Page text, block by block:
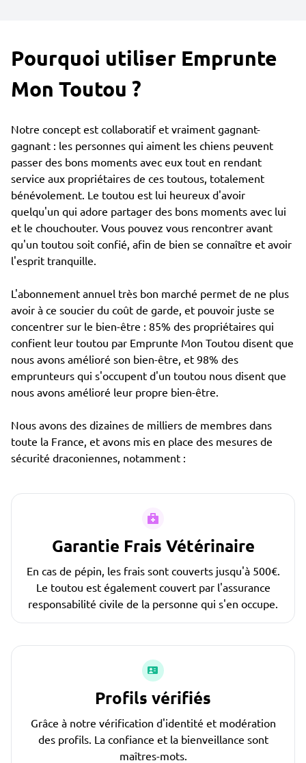
Pourquoi utiliser Emprunte
Mon Toutou ?
Notre concept est collaboratif et vraiment gagnant-
gagnant : les personnes qui aiment les chiens peuvent
passer des bons moments avec eux tout en rendant
service aux propriétaires de ces toutous, totalement
bénévolement. Le toutou est lui heureux d'avoir
quelqu'un qui adore partager des bons moments avec lui
et le chouchouter. Vous pouvez vous rencontrer avant
qu'un toutou soit confié, afin de bien se connaître et avoir
l'esprit tranquille.
L'abonnement annuel très bon marché permet de ne plus
avoir à ce soucier du coût de garde, et pouvoir juste se
concentrer sur le bien-être : 85% des propriétaires qui
confient leur toutou par Emprunte Mon Toutou disent que
nous avons amélioré son bien-être, et 98% des
emprunteurs qui s'occupent d'un toutou nous disent que
nous avons amélioré leur propre bien-être.
Nous avons des dizaines de milliers de membres dans
toute la France, et avons mis en place des mesures de
sécurité draconiennes, notamment :
Garantie Frais Vétérinaire
En cas de pépin, les frais sont couverts jusqu'à 500€.
Le toutou est également couvert par l'assurance
responsabilité civile de la personne qui s'en occupe.
Profils vérifiés
Grâce à notre vérification d'identité et modération
des profils. La confiance et la bienveillance sont
maîtres-mots.